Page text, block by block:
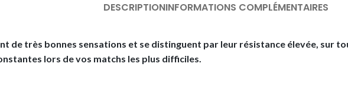
DESCRIPTIONINFORMATIONS COMPLÉMENTAIRES
de très bonnes sensations et se distinguent par leur résistance élevée, sur
lors de vos matchs les plus difficiles.